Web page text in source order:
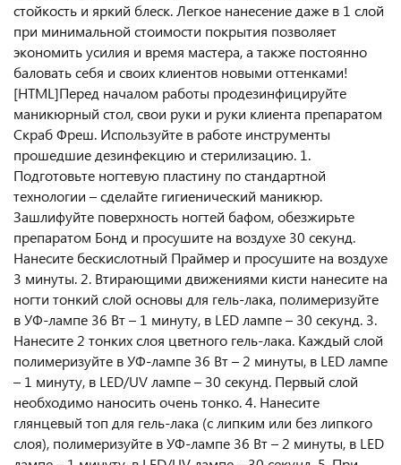
стойкость и яркий блеск. Легкое нанесение даже в 1 слой
при минимальной стоимости покрытия позволяет
экономить усилия и время мастера, а также постоянно
баловать себя и своих клиентов новыми оттенками!
[HTML]Перед началом работы продезинфицируйте
маникюрный стол, свои руки и руки клиента препаратом
Скраб Фреш. Используйте в работе инструменты
прошедшие дезинфекцию и стерилизацию. 1.
Подготовьте ногтевую пластину по стандартной
технологии – сделайте гигиенический маникюр.
Зашлифуйте поверхность ногтей бафом, обезжирьте
препаратом Бонд и просушите на воздухе 30 секунд.
Нанесите бескислотный Праймер и просушите на воздухе
3 минуты. 2. Втирающими движениями кисти нанесите на
ногти тонкий слой основы для гель-лака, полимеризуйте
в УФ-лампе 36 Вт – 1 минуту, в LED лампе – 30 секунд. 3.
Нанесите 2 тонких слоя цветного гель-лака. Каждый слой
полимеризуйте в УФ-лампе 36 Вт – 2 минуты, в LED лампе
– 1 минуту, в LED/UV лампе – 30 секунд. Первый слой
необходимо наносить очень тонко. 4. Нанесите
глянцевый топ для гель-лака (с липким или без липкого
слоя), полимеризуйте в УФ-лампе 36 Вт – 2 минуты, в LED